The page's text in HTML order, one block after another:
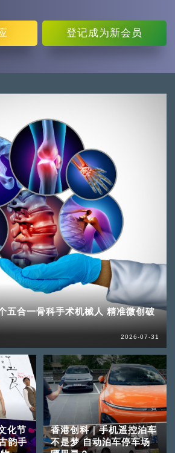
登记成为新会员
五合一骨科手术机械人 精准微创破
2026-07-31
化节
韵手
香港创科｜手机遥控泊车
不是梦 自动泊车停车场